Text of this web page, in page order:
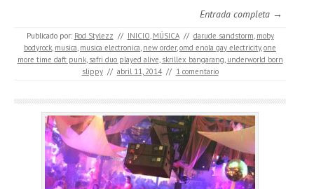
Entrada completa →
Publicado por: Rod Stylezz // INICIO, MÚSICA // darude sandstorm, moby
bodyrock, musica, musica electronica, new order,omd enola gay electricity,one
more time daft punk, safri duo played alive, skrillex bangarang, underworld born
slippy // abril 11, 2014 // 1 comentario